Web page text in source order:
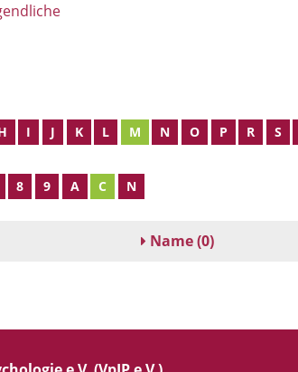
I J K L M N O P R S
8 9 A C N
Name(0)